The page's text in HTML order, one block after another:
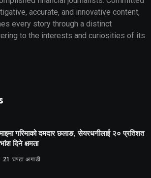
accurate, and innovative content,
every story through a distinct
to the interests and curiosities of its
गरिमाको दमदार छलाङ, सेयरधनीलाई २० प्रतिशत
दिने क्षमता
21 घण्टा अगाडी